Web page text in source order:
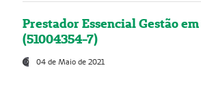
Prestador Essencial Gestão
(51004354-7)
04 de Maio de 2021